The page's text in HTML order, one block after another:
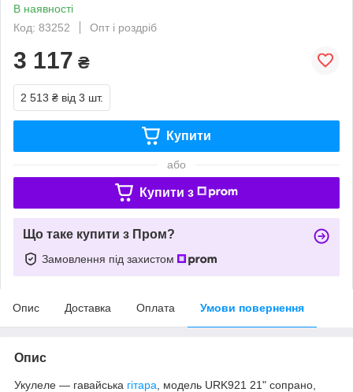
В наявності
Код: 83252
Опт і роздріб
3 117 ₴
2 513 ₴ від 3 шт.
Купити
або
Купити з
Що таке купити з Пром?
Замовлення під захистом
Опис Доставка Оплата Умови повернення
Опис
Укулеле — гавайська гітара , модель URK921 21" сопрано,